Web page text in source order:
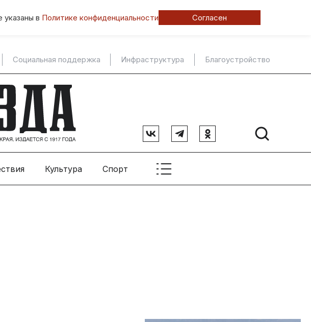
в Политике конфиденциальности Согласен
Социальная поддержка Инфраструктура Благоустройство
Культура Спорт